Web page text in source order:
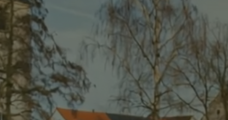
Finanzverwaltung, Kämmerei,
Steueramt
Bauhof
Gebäudemanagement
Wasserversorgung